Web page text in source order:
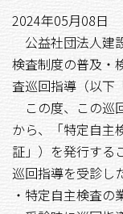
2024年05月08日
公益社団法人建
検査制度の普及・
査巡回指導（以下
この度、この巡
から、「特定自主
証」）を発行する
巡回指導を受診し
・特定自主検査